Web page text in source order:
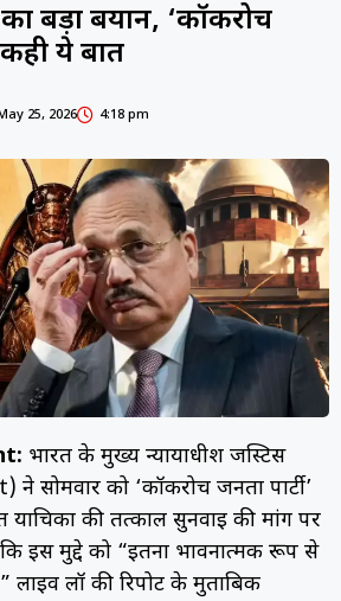
बड़ा बयान, ‘कॉकरोच
कही ये बात
25, 2026 4:18 pm
भारत के मुख्य न्यायाधीश जस्टिस
सोमवार को ‘कॉकरोच जनता पार्टी’
याचिका की तत्काल सुनवाई की मांग पर
इस मुद्दे को “इतना भावनात्मक रूप से
लॉ की रिपोर्ट के मुताबिक